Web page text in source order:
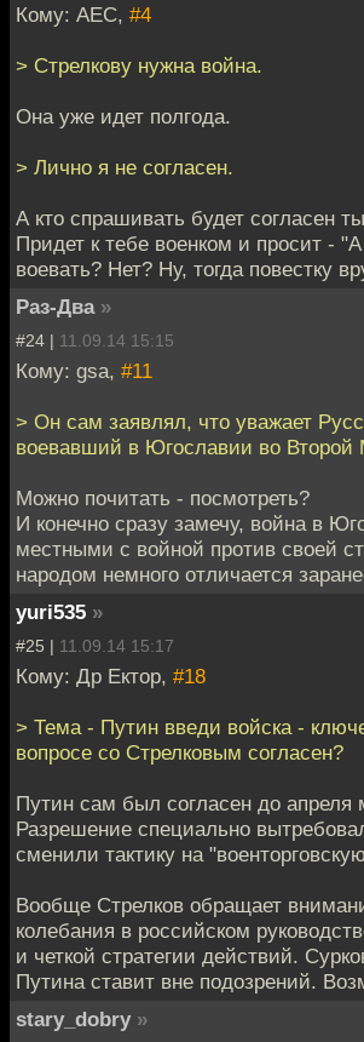
Кому: АЕС, #4
> Стрелкову нужна война.
Она уже идет полгода.
> Лично я не согласен.
А кто спрашивать будет согласен
Придет к тебе военком и просит -
воевать? Нет? Ну, тогда повестку
Раз-Два »
#24 | 11.09.14 15:15
Кому: gsa, #11
> Он сам заявлял, что уважает
воевавший в Югославии во Второй
Можно почитать - посмотреть?
И конечно сразу замечу, война в
местными с войной против своей
народом немного отличается
yuri535 »
#25 | 11.09.14 15:17
Кому: Др Ектор, #18
> Тема - Путин введи войска -
вопросе со Стрелковым согласен?
Путин сам был согласен до апреля
Разрешение специально
сменили тактику на
Вообще Стрелков обращает
колебания в российском
и четкой стратегии действий.
Путина ставит вне подозрений.
stary_dobry »